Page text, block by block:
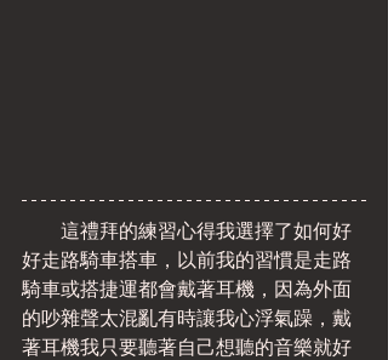
這禮拜的練習心得我選擇了如何好
好走路騎車搭車，以前我的習慣是走路
騎車或搭捷運都會戴著耳機，因為外面
的吵雜聲太混亂有時讓我心浮氣躁，戴
著耳機我只要聽著自己想聽的音樂就好